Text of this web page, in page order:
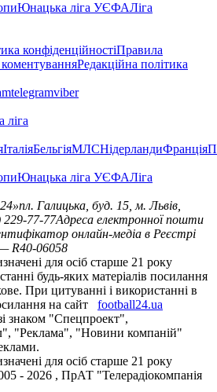
Юнацька ліга УЄФАЛіга
конфіденційностіПравила
Редакційна політика
telegramviber
ліга
ІталіяБельгіяМЛСНідерландиФранція
Юнацька ліга УЄФАЛіга
пл. Галицька, буд. 15, м. Львів,
229-77-77Адреса електронної пошти
онлайн-медіа в Реєстрі
— R40-06058
для осіб старше 21 року
будь-яких матеріалів посилання
При цитуванні і використанні в
на сайт
football24.ua
знаком "Спецпроект",
"Реклама", "Новини компаній"
для осіб старше 21 року
- 2026 , ПрАТ "Телерадіокомпанія